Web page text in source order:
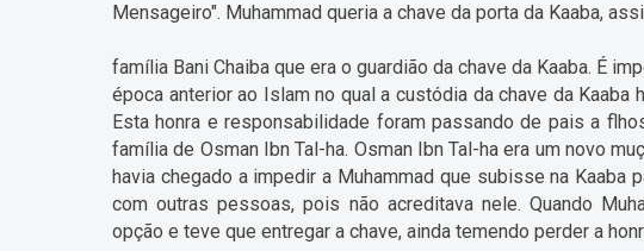
Mensageiro". Muhammad queria a chave da porta da Kaaba,
família Bani Chaiba que era o guardião da chave da Kaaba. É
época anterior ao Islam no qual a custódia da chave da Kaaba
Esta honra e responsabilidade foram passando de pais a
família de Osman Ibn Tal-ha. Osman Ibn Tal-ha era um novo
havia chegado a impedir a Muhammad que subisse na Kaaba
com outras pessoas, pois não acreditava nele. Quando
opção e teve que entregar a chave, ainda temendo perder a